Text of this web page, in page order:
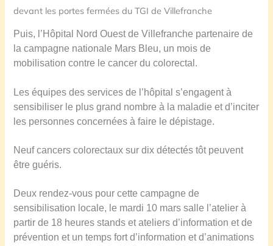
devant les portes fermées du TGI de Villefranche
Puis, l’Hôpital Nord Ouest de Villefranche partenaire de
la campagne nationale Mars Bleu, un mois de
mobilisation contre le cancer du colorectal.
Les équipes des services de l’hôpital s’engagent à
sensibiliser le plus grand nombre à la maladie et d’inciter
les personnes concernées à faire le dépistage.
Neuf cancers colorectaux sur dix détectés tôt peuvent
être guéris.
Deux rendez-vous pour cette campagne de
sensibilisation locale, le mardi 10 mars salle l’atelier à
partir de 18 heures stands et ateliers d’information et de
prévention et un temps fort d’information et d’animations